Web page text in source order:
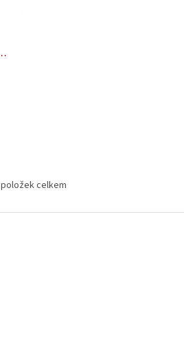
O
l
položek celkem